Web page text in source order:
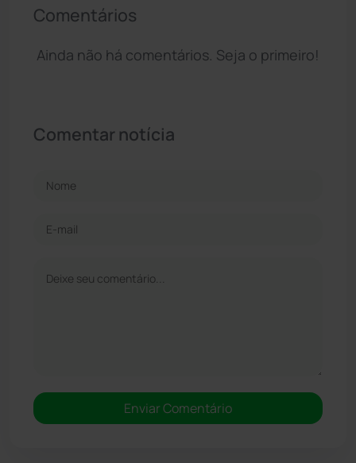
Comentários
Ainda não há comentários. Seja o primeiro!
Comentar notícia